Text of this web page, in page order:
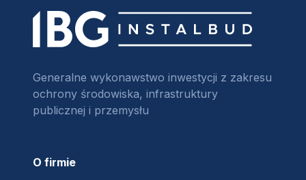
Generalne wykonawstwo inwestycji z zakresu
ochrony środowiska, infrastruktury
publicznej i przemysłu
O firmie